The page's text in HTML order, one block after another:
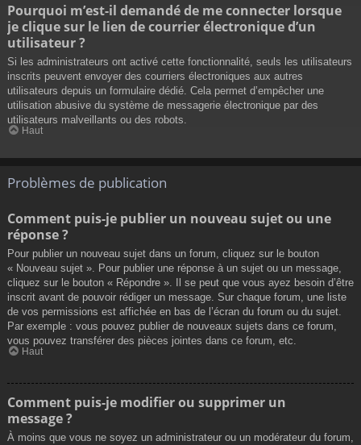
Pourquoi m’est-il demandé de me connecter lorsque
je clique sur le lien de courrier électronique d’un
utilisateur ?
Si les administrateurs ont activé cette fonctionnalité, seuls les utilisateurs
inscrits peuvent envoyer des courriers électroniques aux autres
utilisateurs depuis un formulaire dédié. Cela permet d’empêcher une
utilisation abusive du système de messagerie électronique par des
utilisateurs malveillants ou des robots.
Haut
Problèmes de publication
Comment puis-je publier un nouveau sujet ou une
réponse ?
Pour publier un nouveau sujet dans un forum, cliquez sur le bouton
« Nouveau sujet ». Pour publier une réponse à un sujet ou un message,
cliquez sur le bouton « Répondre ». Il se peut que vous ayez besoin d’être
inscrit avant de pouvoir rédiger un message. Sur chaque forum, une liste
de vos permissions est affichée en bas de l’écran du forum ou du sujet.
Par exemple : vous pouvez publier de nouveaux sujets dans ce forum,
vous pouvez transférer des pièces jointes dans ce forum, etc.
Haut
Comment puis-je modifier ou supprimer un
message ?
À moins que vous ne soyez un administrateur ou un modérateur du forum,